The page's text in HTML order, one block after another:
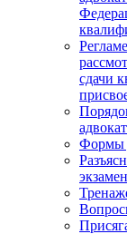
сдачи
Формы